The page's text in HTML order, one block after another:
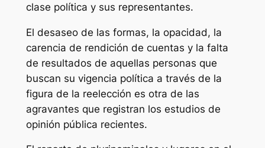
clase política y sus representantes.
El desaseo de las formas, la opacidad, la
carencia de rendición de cuentas y la falta
de resultados de aquellas personas que
buscan su vigencia política a través de la
figura de la reelección es otra de las
agravantes que registran los estudios de
opinión pública recientes.